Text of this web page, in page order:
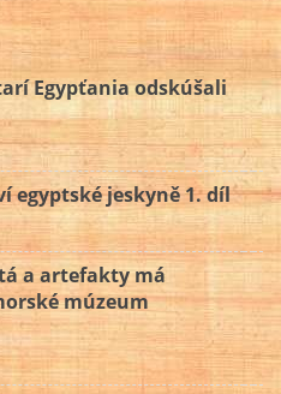
Egypťania odskúšali
egyptské jeskyně 1. díl
a artefakty má
múzeum